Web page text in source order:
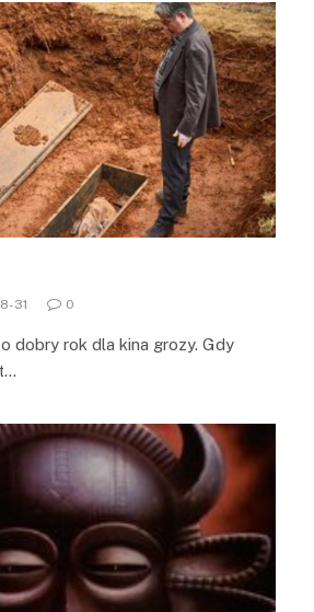
31 0
dobry rok dla kina grozy. Gdy